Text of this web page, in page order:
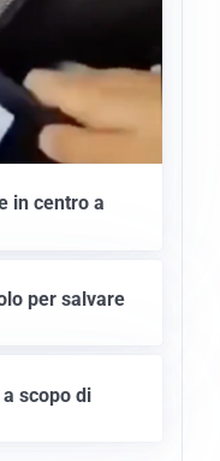
in centro a
per salvare
scopo di